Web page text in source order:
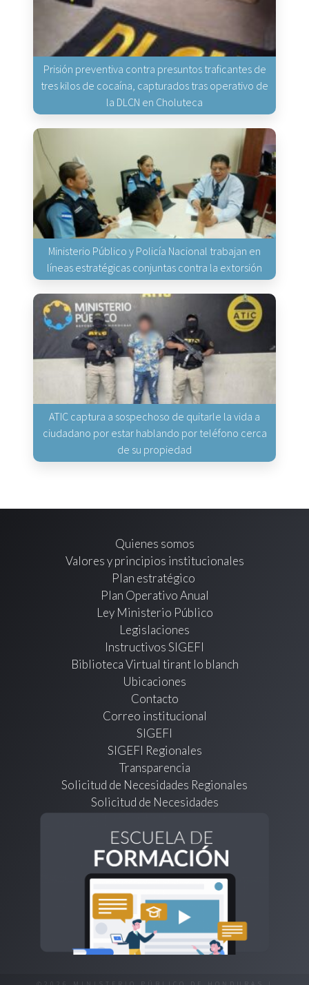
Prisión preventiva contra presuntos traficantes de
tres kilos de cocaína, capturados tras operativo de
la DLCN en Choluteca
Ministerio Público y Policía Nacional trabajan en
líneas estratégicas conjuntas contra la extorsión
ATIC captura a sospechoso de quitarle la vida a
ciudadano por estar hablando por teléfono cerca
de su propiedad
Quienes somos
Valores y principios institucionales
Plan estratégico
Plan Operativo Anual
Ley Ministerio Público
Legislaciones
Instructivos SIGEFI
Biblioteca Virtual tirant lo blanch
Ubicaciones
Contacto
Correo institucional
SIGEFI
SIGEFI Regionales
Transparencia
Solicitud de Necesidades Regionales
Solicitud de Necesidades